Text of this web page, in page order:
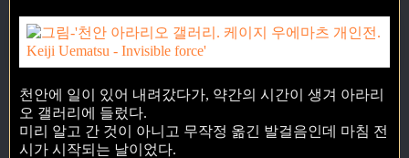
천안에 일이 있어 내려갔다가, 약간의 시간이 생겨 아라리
오 갤러리에 들렀다.
미리 알고 간 것이 아니고 무작정 옮긴 발걸음인데 마침 전
시가 시작되는 날이었다.